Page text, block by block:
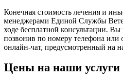
Конечная стоимость лечения и
менеджерами Единой Службы
ходе бесплатной консультации.
позвонив по номеру телефона или
онлайн-чат, предусмотренный на
Цены на наши услуги